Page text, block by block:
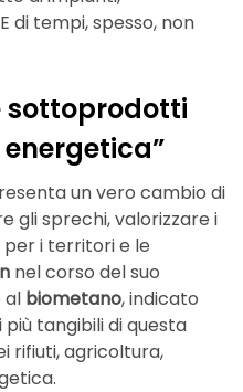
di tempi, spesso, non
sottoprodotti
un vero cambio di
gli sprechi, valorizzare i
i territori e le
nel corso del suo
al biometano, indicato
tangibili di questa
rifiuti, agricoltura,